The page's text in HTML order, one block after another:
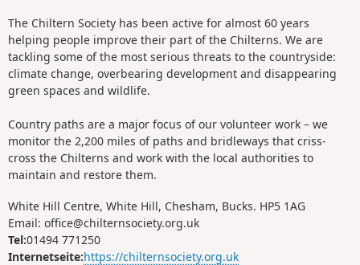
The Chiltern Society has been active for almost 60 years
helping people improve their part of the Chilterns. We are
tackling some of the most serious threats to the countryside:
climate change, overbearing development and disappearing
green spaces and wildlife.
Country paths are a major focus of our volunteer work – we
monitor the 2,200 miles of paths and bridleways that criss-
cross the Chilterns and work with the local authorities to
maintain and restore them.
White Hill Centre, White Hill, Chesham, Bucks. HP5 1AG
Email: office@chilternsociety.org.uk
Tel:01494 771250
Internetseite:https://chilternsociety.org.uk